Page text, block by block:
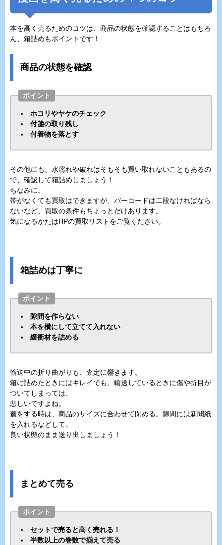
本を高く売るためのコツは、商品の状態を確認することはもちろ
ん、箱詰めもポイントです！
商品の状態を確認
ポイント
ホコリやヤケのチェック
付箋の取り残し
付着物を落とす
その他にも、水濡れや破れはそもそも買い取れないこともあるの
で、確認して箱詰めしましょう！
ちなみに。
帯がなくても買取はできますが、バーコードは二段なければなら
ないなど、買取の条件もちょっとだけあります。
気になるかたはHPの買取リストをご覧ください。
箱詰めは丁寧に
ポイント
隙間を作らない
本を横にして立てて入れない
緩衝材を詰める
輸送中の折り曲がりも、査定に響きます。
箱に詰めたときにはキレイでも、輸送しているときに傷や折目が
ついてしまっては、
悲しいですよね。
蓋をする時は、商品のサイズに合わせて閉める。隙間には新聞紙
を入れるなどして、
良い状態のまま送り出しましょう！
まとめて売る
ポイント
セットで売ると高く売れる！
半数以上の巻数で揃えて売る